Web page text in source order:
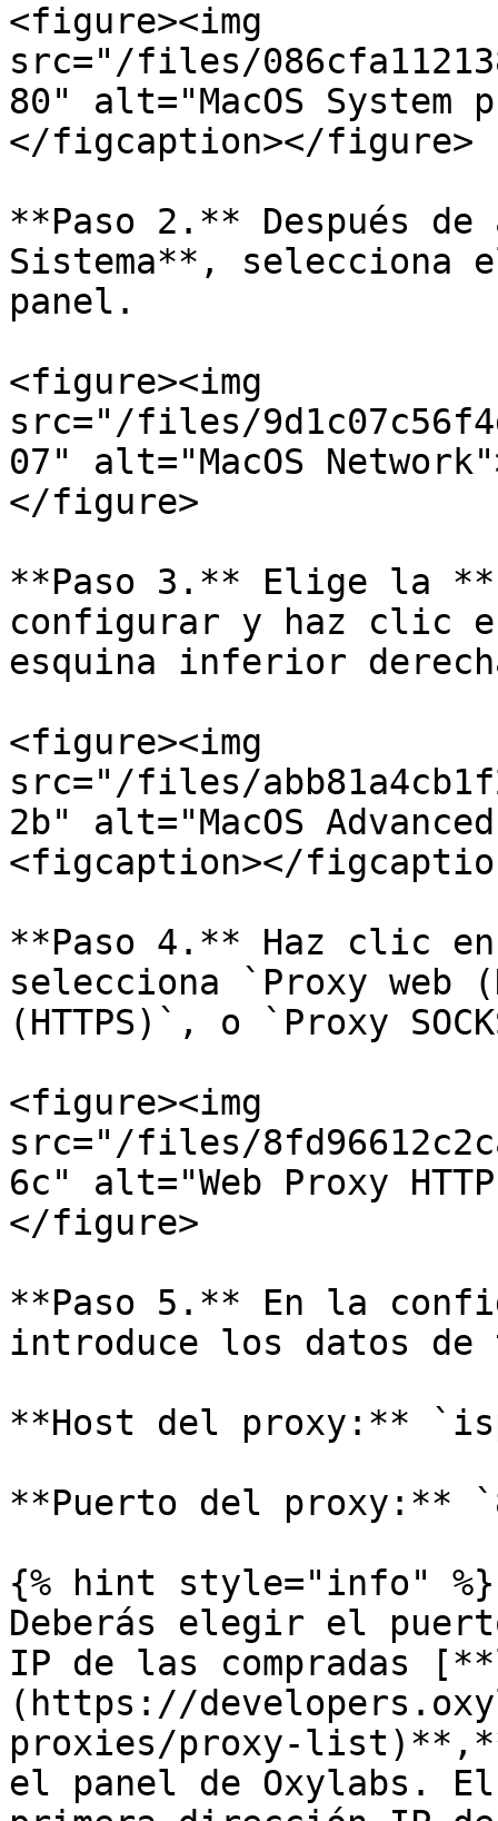
<figure><img
src="/files/
80" alt="MacOS System
</figcaption></figure>
**Paso 2.** Después
Sistema**, selecciona
panel.
<figure><img
src="/files/
07" alt="MacOS
</figure>
**Paso 3.** Elige la
configurar y haz clic
esquina inferior
<figure><img
src="/files/
2b" alt="MacOS
<figcaption></
**Paso 4.** Haz clic
selecciona `Proxy web
(HTTPS)`, o `Proxy
<figure><img
src="/files/
6c" alt="Web Proxy
</figure>
**Paso 5.** En la
introduce los datos de
**Host del proxy:**
**Puerto del proxy:**
{% hint style="info" %}
Deberás elegir el
IP de las compradas
(https://
proxies/proxy-list)**,**
el panel de Oxylabs.